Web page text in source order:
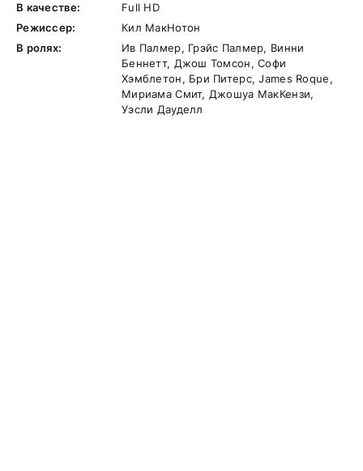
В качестве:
Full HD
Режиссер:
Кил МакНотон
В ролях:
Ив Палмер, Грэйс Палмер, Винни
Беннетт, Джош Томсон, Софи
Хэмблетон, Бри Питерс, James Roque,
Мириама Смит, Джошуа МакКензи,
Уэсли Дауделл